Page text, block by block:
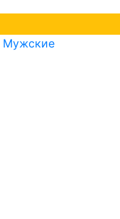
Мужские